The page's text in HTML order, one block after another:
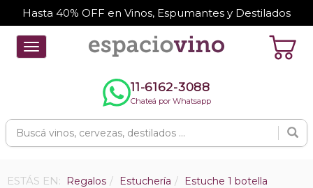
Hasta 40% OFF en Vinos, Espumantes y Destilados
Toggle
navigation
11-6162-3088
Chateá por Whatsapp
ESTÁS EN: Regalos Estuchería
Estuche 1 botella